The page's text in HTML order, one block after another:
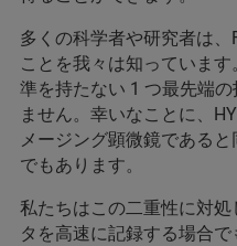
多くの科学者や研究者は、
ことを我々は知っていま
準を持たない 1 つ最先端
ません。幸いなことに、
メージング顕微鏡である
でもあります。
私たちはこの二重性に対
タを高速に記録する場合